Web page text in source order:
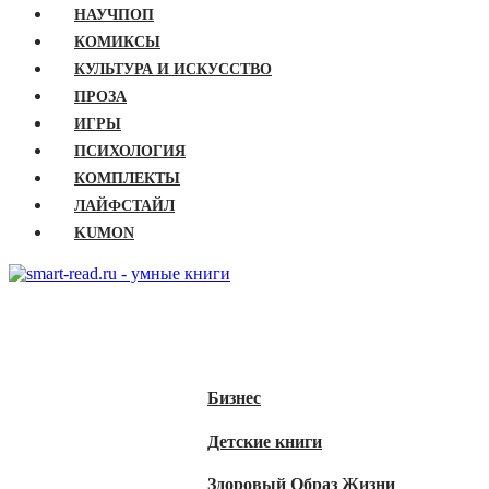
НАУЧПОП
КОМИКСЫ
КУЛЬТУРА И ИСКУССТВО
ПРОЗА
ИГРЫ
ПСИХОЛОГИЯ
КОМПЛЕКТЫ
ЛАЙФСТАЙЛ
KUMON
Бизнес
Детские книги
Здоровый Образ Жизни